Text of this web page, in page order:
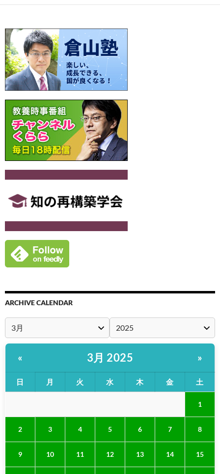
b
o
o
k
es
t
y
Li
n
k
n
a
ARCHIVE CALENDAR
« 3月 2025 »
日 月 火 水 木 金 土
1
2 3 4 5 6 7 8
9 10 11 12 13 14 15